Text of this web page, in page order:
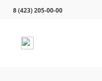
8 (423) 205-00-00